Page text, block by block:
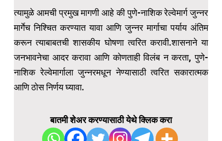
त्यामुळे आमची प्रमुख मागणी आहे की पुणे-नाशिक रेल्वेमार्ग जुन्नर
मार्गेच निश्चित करण्यात यावा आणि जुन्नर मार्गाचा पर्याय अंतिम
करून त्याबाबतची शासकीय घोषणा त्वरित करावी.शासनाने या
जनभावनेचा आदर करावा आणि कोणताही विलंब न करता, पुणे-
नाशिक रेल्वेमार्गाला जुन्नरमधून नेण्यासाठी त्वरित सकारात्मक
आणि ठोस निर्णय घ्यावा.
बातमी शेअर करण्यासाठी येथे क्लिक करा